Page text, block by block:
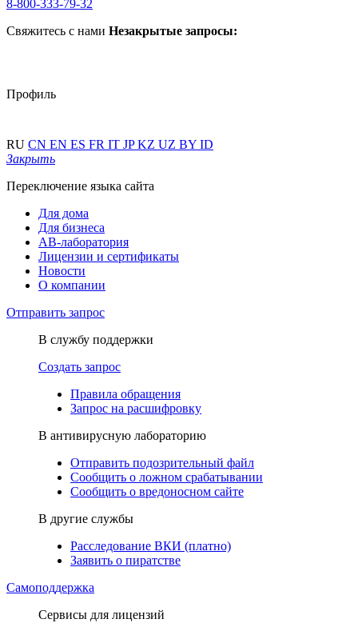
8-800-333-79-32
Свяжитесь с нами Незакрытые запросы:
Профиль
RU CN EN ES FR IT JPKZ UZ BY ID
Закрыть
Переключение языка сайта
Для дома
Для бизнеса
АВ-лаборатория
Лицензии и сертификаты
Новости
О компании
Отправить запрос
В службу поддержки
Создать запрос
Правила обращения
Запрос на расшифровку
В антивирусную лабораторию
Отправить подозрительный файл
Сообщить о ложном срабатывании
Сообщить о вредоносном сайте
В другие службы
Расследование ВКИ (платно)
Заявить о пиратстве
Самоподдержка
Сервисы для лицензий